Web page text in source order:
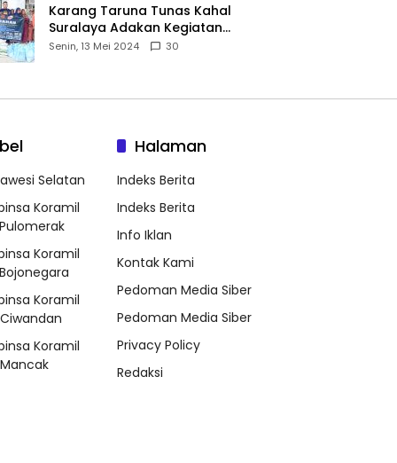
Karang Taruna Tunas Kahal
Suralaya Adakan Kegiatan
Bansos Terhadap Kaum
Senin, 13 Mei 2024 30
Selatan
Koramil
Koramil
Koramil
Koramil
Halaman
Indeks Berita
Indeks Berita
Info Iklan
Kontak Kami
Pedoman Media Siber
Pedoman Media Siber
Privacy Policy
Redaksi